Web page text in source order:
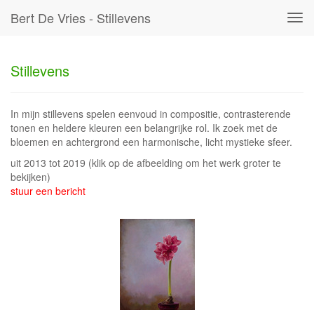
Bert De Vries - Stillevens
Stillevens
In mijn stillevens spelen eenvoud in compositie, contrasterende
tonen en heldere kleuren een belangrijke rol. Ik zoek met de
bloemen en achtergrond een harmonische, licht mystieke sfeer.
uit 2013 tot 2019 (klik op de afbeelding om het werk groter te
bekijken)
stuur een bericht